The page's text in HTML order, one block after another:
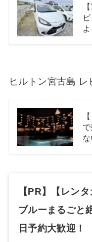
ヒルトン宮古島 レ
【PR】【レン
ブルーまるごと
日予約大歓迎！